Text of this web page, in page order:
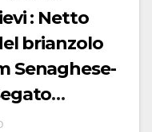
: Netto
brianzolo
Senaghese-
di